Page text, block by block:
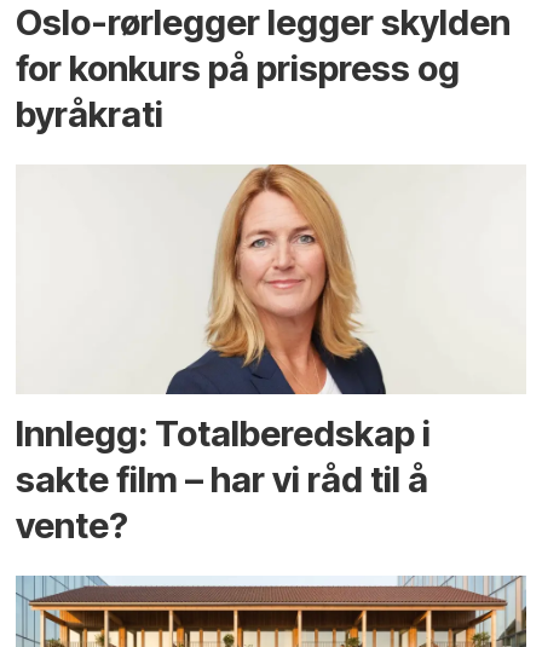
Oslo-rørlegger legger skylden
for konkurs på prispress og
byråkrati
Innlegg: Totalberedskap i
sakte film – har vi råd til å
vente?